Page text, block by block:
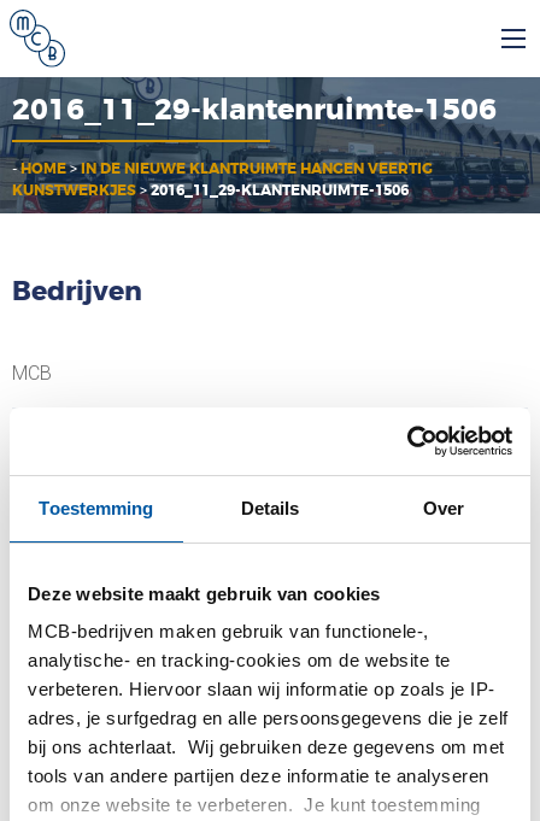
Toestemming Details Over
Deze website maakt gebruik van cookies
MCB-bedrijven maken gebruik van functionele-,
analytische- en tracking-cookies om de website te
verbeteren. Hiervoor slaan wij informatie op zoals je IP-
adres, je surfgedrag en alle persoonsgegevens die je zelf
bij ons achterlaat. Wij gebruiken deze gegevens om met
tools van andere partijen deze informatie te analyseren
om onze website te verbeteren. Je kunt toestemming
2016_11_29-klantenruimte-1506
-HOME>IN DE NIEUWE KLANTRUIMTE HANGEN VEERTIG
KUNSTWERKJES>2016_11_29-KLANTENRUIMTE-1506
Bedrijven
MCB
MCB Direct
Testas